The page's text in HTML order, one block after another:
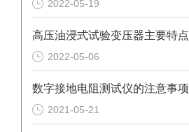
2022-05-19
高压油浸式试验变压器主要特点
2022-05-06
数字接地电阻测试仪的注意事项
2021-05-21